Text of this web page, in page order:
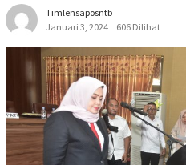
Timlensaposntb
Januari 3, 2024
606 Dilihat